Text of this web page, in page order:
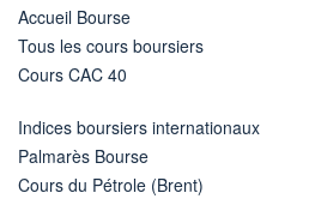
Accueil Bourse
Tous les cours boursiers
Cours CAC 40
Indices boursiers internationaux
Palmarès Bourse
Cours du Pétrole (Brent)